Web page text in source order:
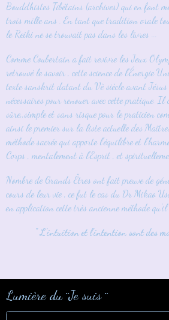
Bouddhistes Tibétains (archives) qui en font
trois mille ans . En tant que tradition orale
le Reiki ne se trouvait pas dans les livres ...
Comme Coubertain a fait revivre les Jeux
retrouvé le savoir , cette science de l'Énergie
texte sanskrit datant du Vè siècle avant
nécessaires pour renouer avec cette pratique. Il
sûre,,simple et sans risque pour le praticien
ainsi le premier sur la liste actuelle des
méthode sacrée qui apporte l'équilibre et
Corps , mentalement à l'Esprit , et
Nombre de Grands Êtres ont fait preuve de
cours de leur vie , ce fut le cas du Dr Mikao
en application cette très ancienne méthode
" L'intuition et l'intention sont des
Lumière du ¨Je suis ¨